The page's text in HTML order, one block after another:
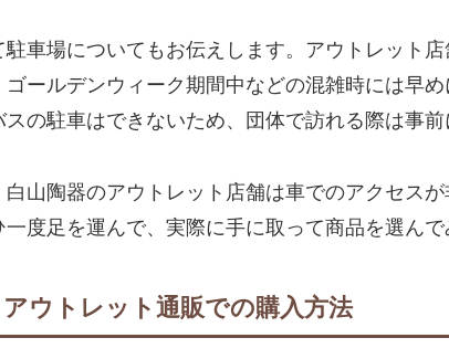
駐車場についてもお伝えします。アウトレット
ールデンウィーク期間中などの混雑時には早
スの駐車はできないため、団体で訪れる際は事前
白山陶器のアウトレット店舗は車でのアクセス
度足を運んで、実際に手に取って商品を選んで
ウトレット通販での購入方法